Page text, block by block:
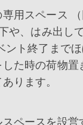
用スペース
や、はみ出し
ント終了まで
た時の荷物置
ります。
ペースを設営